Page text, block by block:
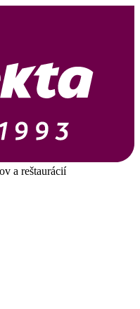
a reštaurácií